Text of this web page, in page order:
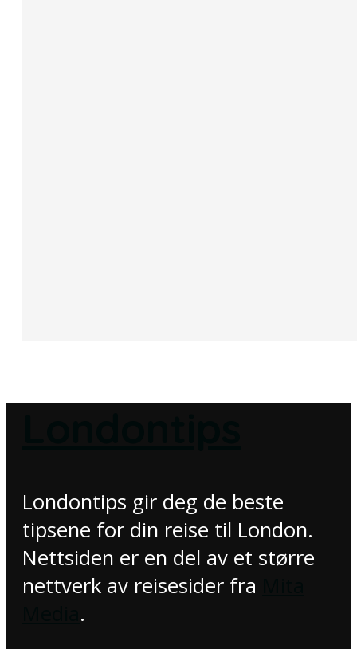
Londontips gir deg de beste
tipsene for din reise til London.
Nettsiden er en del av et større
nettverk av reisesider fra
.